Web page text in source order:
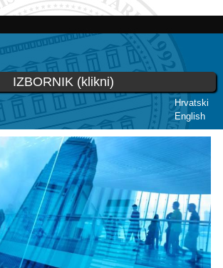
Skoči
glavni
sadržaj
Hrvatski
English
IZBORNIK (klikni)